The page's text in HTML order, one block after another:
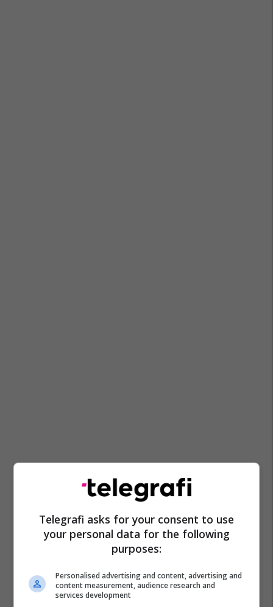
Telegrafi asks for your consent to use
your personal data for the following
purposes:
Personalised advertising and content, advertising and
content measurement, audience research and
services development